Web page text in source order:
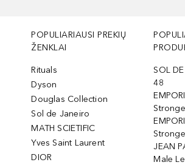
POPULIARIAUSI PREKIŲ
ŽENKLAI
Rituals
Dyson
Douglas Collection
Sol de Janeiro
MATH SCIETIFIC
Yves Saint Laurent
DIOR
SOL
48
JEAN
Male